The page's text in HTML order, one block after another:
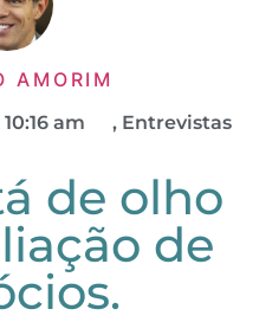
AMORIM
10:16 am , Entrevistas
de olho
de